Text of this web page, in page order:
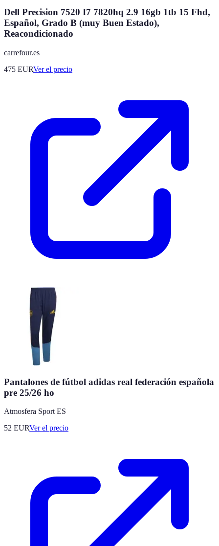
Dell Precision 7520 I7 7820hq 2.9 16gb 1tb 15 Fhd,
Español, Grado B (muy Buen Estado),
Reacondicionado
carrefour.es
475 EURVer el precio
Pantalones de fútbol adidas real federación española
pre 25/26 ho
Atmosfera Sport ES
52 EURVer el precio